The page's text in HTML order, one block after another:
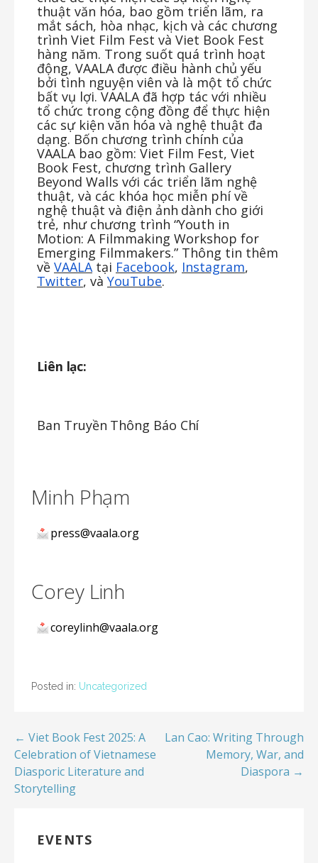
thuật văn hóa, bao gồm triển lãm, ra
mắt sách, hòa nhạc, kịch và các chương
trình Viet Film Fest và Viet Book Fest
hàng năm. Trong suốt quá trình hoạt
động, VAALA được điều hành chủ yếu
bởi tình nguyện viên và là một tổ chức
bất vụ lợi. VAALA đã hợp tác với nhiều
tổ chức trong cộng đồng để thực hiện
các sự kiện văn hóa và nghệ thuật đa
dạng. Bốn chương trình chính của
VAALA bao gồm: Viet Film Fest, Viet
Book Fest, chương trình Gallery
Beyond Walls với các triển lãm nghệ
thuật, và các khóa học miễn phí về
nghệ thuật và điện ảnh dành cho giới
trẻ, như chương trình “Youth in
Motion: A Filmmaking Workshop for
Emerging Filmmakers.” Thông tin thêm
về VAALA tại Facebook, Instagram,
Twitter, và YouTube.
Liên lạc:
Ban Truyền Thông Báo Chí
Minh Phạm
press@vaala.org
Corey Linh
coreylinh@vaala.org
Posted in: Uncategorized
← Viet Book Fest 2025: A
Celebration of Vietnamese
Diasporic Literature and
Storytelling
Lan Cao: Writing Through
Memory, War, and
Diaspora →
EVENTS